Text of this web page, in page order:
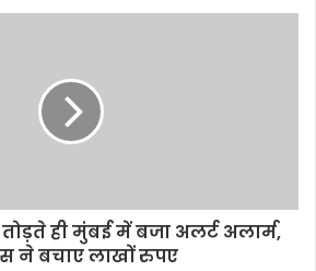
ही मुंबई में बजा अलर्ट अलार्म,
ने बचाए लाखों रुपए